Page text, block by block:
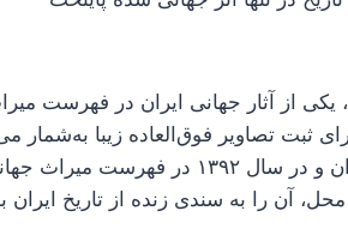
یکی از آثار جهانی ایران در فهرست
ثبت تصاویر فوق‌العاده زیبا به‌شمار
۱۳۳۴ در فهرست آثار ملی ایران و در
آن را به سندی زنده از تاریخ